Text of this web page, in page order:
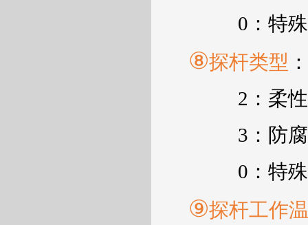
0 ：特
⑧探杆类型 ：
2 ：柔性
3 ：防
0 ：特
⑨探杆工作